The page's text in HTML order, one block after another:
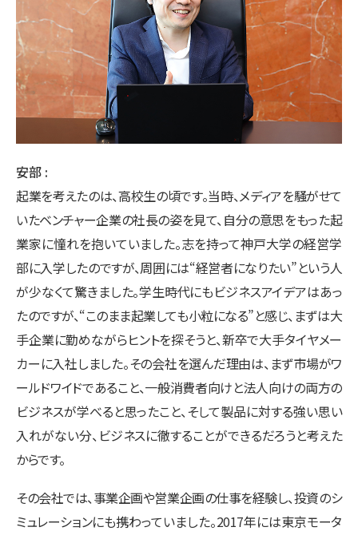
安部
起業を考えたのは、高校生の頃です。当時、メディアを騒がせて
いたベンチャー企業の社長の姿を見て、自分の意思をもった起
業家に憧れを抱いていました。志を持って神戸大学の経営学
部に入学したのですが、周囲には“経営者になりたい”という人
が少なくて驚きました。学生時代にもビジネスアイデアはあっ
たのですが、“このまま起業しても小粒になる”と感じ、まずは大
手企業に勤めながらヒントを探そうと、新卒で大手タイヤメー
カーに入社しました。その会社を選んだ理由は、まず市場がワ
ールドワイドであること、一般消費者向けと法人向けの両方の
ビジネスが学べると思ったこと、そして製品に対する強い思い
入れがない分、ビジネスに徹することができるだろうと考えた
からです。
その会社では、事業企画や営業企画の仕事を経験し、投資のシ
ミュレーションにも携わっていました。2017年には東京モータ